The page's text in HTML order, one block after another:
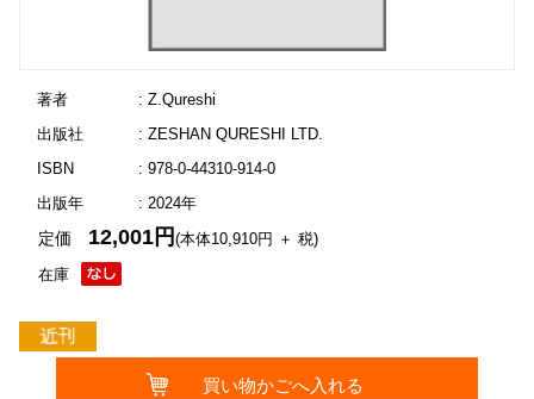
著者
: Z.Qureshi
出版社
: ZESHAN QURESHI LTD.
ISBN
: 978-0-44310-914-0
出版年
: 2024年
在庫
定価 12,001円(本体10,910円 ＋ 税)